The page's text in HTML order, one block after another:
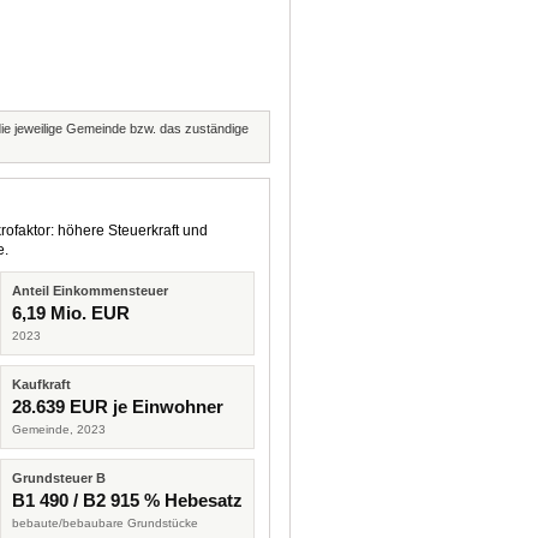
jeweilige Gemeinde bzw. das zuständige
höhere Steuerkraft und
Anteil Einkommensteuer
6,19 Mio. EUR
2023
Kaufkraft
28.639 EUR je Einwohner
Gemeinde, 2023
Grundsteuer B
B1 490 / B2 915 % Hebesatz
bebaute/bebaubare Grundstücke